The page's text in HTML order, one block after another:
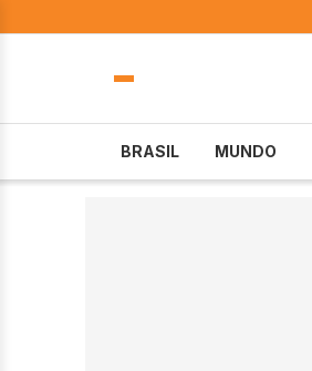
BRASIL MUNDO